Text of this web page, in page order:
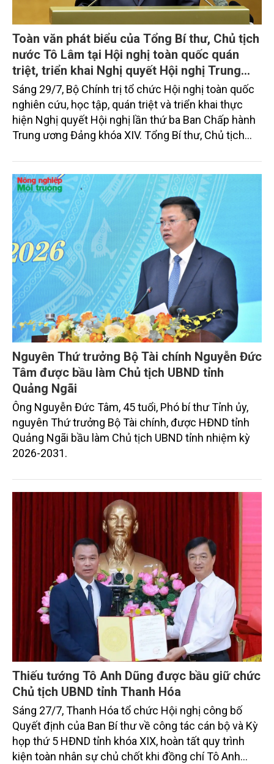
Toàn văn phát biểu của Tổng Bí thư, Chủ tịch
nước Tô Lâm tại Hội nghị toàn quốc quán
triệt, triển khai Nghị quyết Hội nghị Trung
ương 3, khóa XIV
Sáng 29/7, Bộ Chính trị tổ chức Hội nghị toàn quốc
nghiên cứu, học tập, quán triệt và triển khai thực
hiện Nghị quyết Hội nghị lần thứ ba Ban Chấp hành
Trung ương Đảng khóa XIV. Tổng Bí thư, Chủ tịch
trọng. Tạp chí Nông nghiệp và Môi trường trân trọng
giới thiệu toàn văn bài phát biểu của đồng chí Tổng
Bí thư, Chủ tịch nước.
Nguyên Thứ trưởng Bộ Tài chính Nguyễn Đức
Tâm được bầu làm Chủ tịch UBND tỉnh
Quảng Ngãi
Ông Nguyễn Đức Tâm, 45 tuổi, Phó bí thư Tỉnh ủy,
nguyên Thứ trưởng Bộ Tài chính, được HĐND tỉnh
Quảng Ngãi bầu làm Chủ tịch UBND tỉnh nhiệm kỳ
2026-2031.
Thiếu tướng Tô Anh Dũng được bầu giữ chức
Chủ tịch UBND tỉnh Thanh Hóa
Sáng 27/7, Thanh Hóa tổ chức Hội nghị công bố
Quyết định của Ban Bí thư về công tác cán bộ và Kỳ
họp thứ 5 HĐND tỉnh khóa XIX, hoàn tất quy trình
kiện toàn nhân sự chủ chốt khi đồng chí Tô Anh